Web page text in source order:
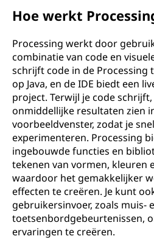
Hoe werkt
Processing werkt door
combinatie van code en
schrijft code in de Processing
op Java, en de IDE biedt een
project. Terwijl je code
onmiddellijke resultaten zien
voorbeeldvenster, zodat je
experimenteren. Processing
ingebouwde functies en
tekenen van vormen, kleuren
waardoor het gemakkelijker
effecten te creëren. Je kunt
gebruikersinvoer, zoals muis-
toetsenbordgebeurtenissen,
ervaringen te creëren.